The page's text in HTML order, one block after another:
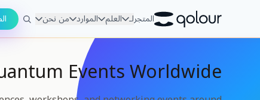
المتجرلـ العلم الموارد من نحن
Events Worldwide